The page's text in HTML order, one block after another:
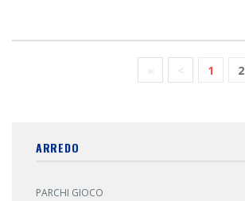
1 2
ARREDO
PARCHI GIOCO